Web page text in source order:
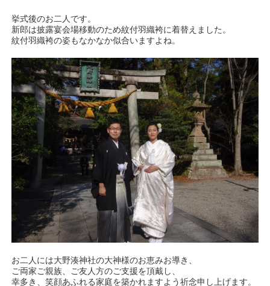
挙式後のお二人です。
新郎は披露宴会場移動のため紋付羽織袴に着替えました。
紋付羽織袴の姿もなかなか似合いますよね。
お二人には大野湊神社の大神様のお恵みお導き、
ご両家ご親族、ご友人方のご支援を頂戴し、
幸多き、笑顔あふれる家庭を築かれますよう祈念申し上げます。